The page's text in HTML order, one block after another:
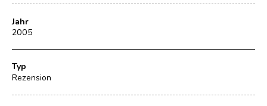
Jahr
2005
Typ
Rezension